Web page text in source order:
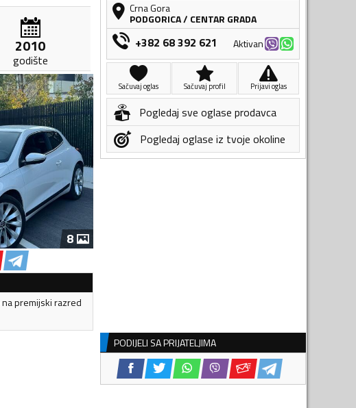
2010
godište
8
premijski razred
Crna Gora
PODGORICA/ CENTAR GRADA
+382 68 392 621 Aktivan
Sačuvaj oglas Sačuvaj profil Prijavi oglas
Pogledaj sve oglase prodavca
Pogledaj oglase iz tvoje okoline
PODIJELI SA PRIJATELJIMA